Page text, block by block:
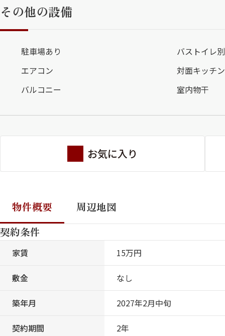
その他の設備
駐車場あり バストイレ別
エアコン
対面キッチン
バルコニー
室内物干
お気に入り
物件概要
周辺地図
契約条件
家賃 15万円
敷金 なし
築年月 2027年2月中旬
契約期間 2年